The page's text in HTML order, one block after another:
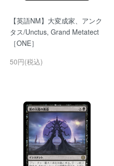
【英語NM】大変成家、アンク
タス/Unctus, Grand Metatect
［ONE］
50円(税込)